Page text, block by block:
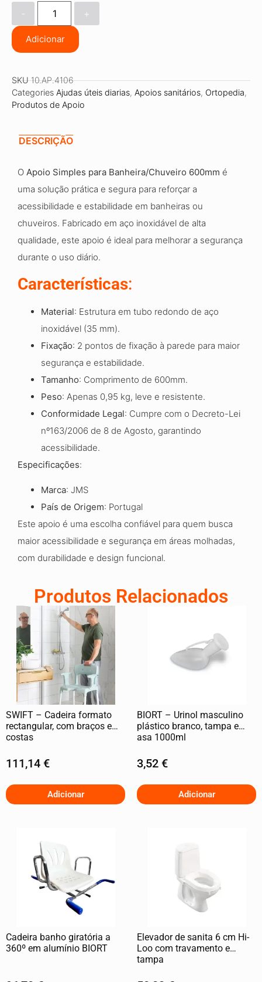
+
Adicionar
SKU10.AP.4106
Categories Ajudas úteis diarias, Apoios sanitários, Ortopedia,
Produtos de Apoio
DESCRIÇÃO
O Apoio Simples para Banheira/Chuveiro 600mm é
uma solução prática e segura para reforçar a
acessibilidade e estabilidade em banheiras ou
chuveiros. Fabricado em aço inoxidável de alta
qualidade, este apoio é ideal para melhorar a segurança
durante o uso diário.
Características:
Material: Estrutura em tubo redondo de aço
inoxidável (35 mm).
Fixação: 2 pontos de fixação à parede para maior
segurança e estabilidade.
Tamanho: Comprimento de 600mm.
Peso: Apenas 0,95 kg, leve e resistente.
Conformidade Legal: Cumpre com o Decreto-Lei
nº163/2006 de 8 de Agosto, garantindo
acessibilidade.
Especificações:
Marca: JMS
País de Origem: Portugal
Este apoio é uma escolha confiável para quem busca
maior acessibilidade e segurança em áreas molhadas,
com durabilidade e design funcional.
Produtos Relacionados
SWIFT – Cadeira formato
rectangular, com braços e
costas
111,14 €
Adicionar
BIORT – Urinol masculino
plástico branco, tampa e
asa 1000ml
3,52 €
Adicionar
Cadeira banho giratória a
360º em alumínio BIORT
Elevador de sanita 6 cm Hi-
Loo com travamento e
tampa